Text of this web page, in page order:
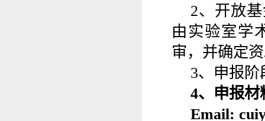
2、开放
由实验室学
审，并确定
3、
申报
4、申报材
Email: